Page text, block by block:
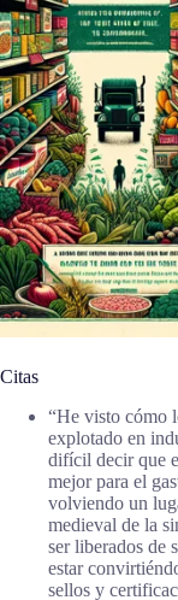
Citas
“He visto cómo
explotado en
difícil decir que
mejor para el
volviendo un
medieval de la
ser liberados de
estar
sellos y